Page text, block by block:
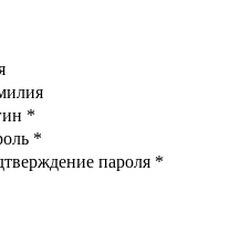
*
*
пароля *